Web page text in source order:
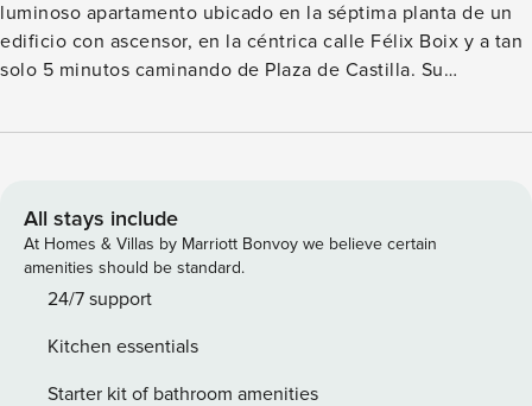
luminoso apartamento ubicado en la séptima planta de un
edificio con ascensor, en la céntrica calle Félix Boix y a tan
solo 5 minutos caminando de Plaza de Castilla. Su
las principales zonas de negocios y oficinas, además de
una estancia cómoda y moderna en este luminoso
apartamento ubicado en la quinta planta de un edificio con
ascensor, en la céntrica calle Félix Boix y a tan solo 5
minutos caminando de Plaza de Castilla. Su localización
principales zonas de negocios y oficinas, además de contar
con excelentes opciones de transporte público: metro
All stays include
At Homes & Villas by Marriott Bonvoy we believe certain
amenities should be standard.
24/7 support
Kitchen essentials
Starter kit of bathroom amenities